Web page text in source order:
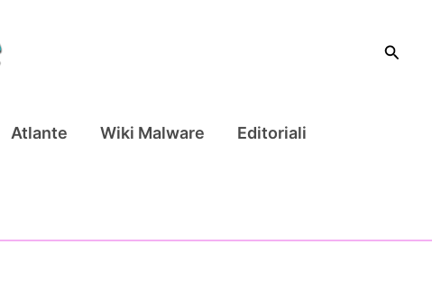
Cerca
Atlante Wiki Malware Editoriali